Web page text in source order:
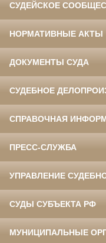
СУДЕЙСКОЕ
НОРМАТИВНЫЕ АКТЫ
ДОКУМЕНТЫ СУДА
СУДЕБНОЕ
СПРАВОЧНАЯ
ПРЕСС-СЛУЖБА
УПРАВЛЕНИЕ
СУДЫ СУБЪЕКТА РФ
МУНИЦИПАЛЬНЫЕ